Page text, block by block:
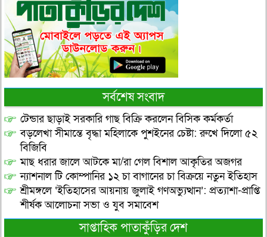
সর্বশেষ সংবাদ
টেন্ডার ছাড়াই সরকারি গাছ বিক্রি করলেন বিসিক কর্মকর্তা
বড়লেখা সীমান্তে বৃদ্ধা মহিলাকে পুশইনের চেষ্টা: রুখে দিলো ৫২
বিজিবি
মাছ ধরার জালে আটকে মা/রা গেল বিশাল আকৃতির অজগর
ন্যাশনাল টি কোম্পানির ১২ চা বাগানের চা বিক্রয়ে নতুন ইতিহাস
শ্রীমঙ্গলে ‘ইতিহাসের আয়নায় জুলাই গণঅভ্যুত্থান’: প্রত্যাশা-প্রাপ্তি
শীর্ষক আলোচনা সভা ও যুব সমাবেশ
সাপ্তাহিক পাতাকুঁড়ির দেশ